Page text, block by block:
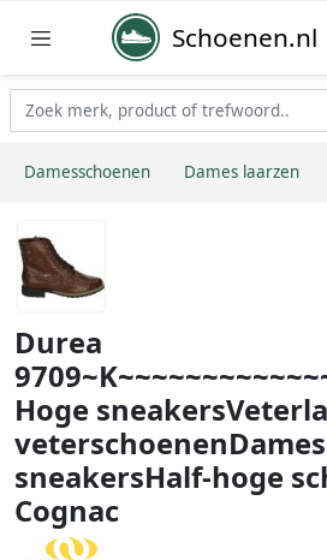
Schoenen.nl
Damesschoenen Dames laarzen
Durea
Hoge
veterschoenenDames
sneakersHalf-hoge
Cognac